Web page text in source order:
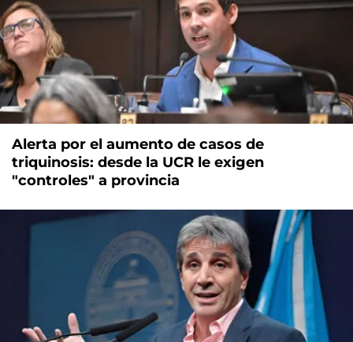
Alerta por el aumento de casos de
triquinosis: desde la UCR le exigen
"controles" a provincia